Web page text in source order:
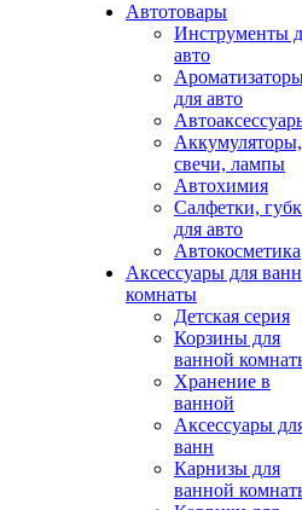
Автотовары
Инструменты
авто
для авто
Аккумуляторы,
свечи, лампы
Автохимия
Салфетки,
для авто
Автокосметика
Аксессуары для
комнаты
Детская серия
Корзины для
ванной
Хранение в
ванной
Аксессуары
ванн
Карнизы для
ванной